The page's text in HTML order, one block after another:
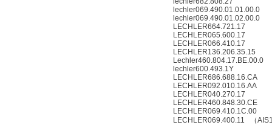
lechler069.490.01.01.00.0
lechler069.490.01.02.00.0
LECHLER664.721.17
LECHLER065.600.17
LECHLER066.410.17
LECHLER136.206.35.15
Lechler460.804.17.BE.00.0
lechler600.493.1Y
LECHLER686.688.16.CA
LECHLER092.010.16.AA
LECHLER040.270.17
LECHLER460.848.30.CE
LECHLER069.410.1C.00
LECHLER069.400.11 （